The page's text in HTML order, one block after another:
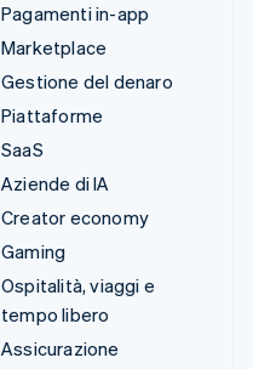
Pagamenti in-app
Marketplace
Gestione del denaro
Piattaforme
SaaS
Aziende di IA
Creator economy
Gaming
Ospitalità, viaggi e
tempo libero
Assicurazione